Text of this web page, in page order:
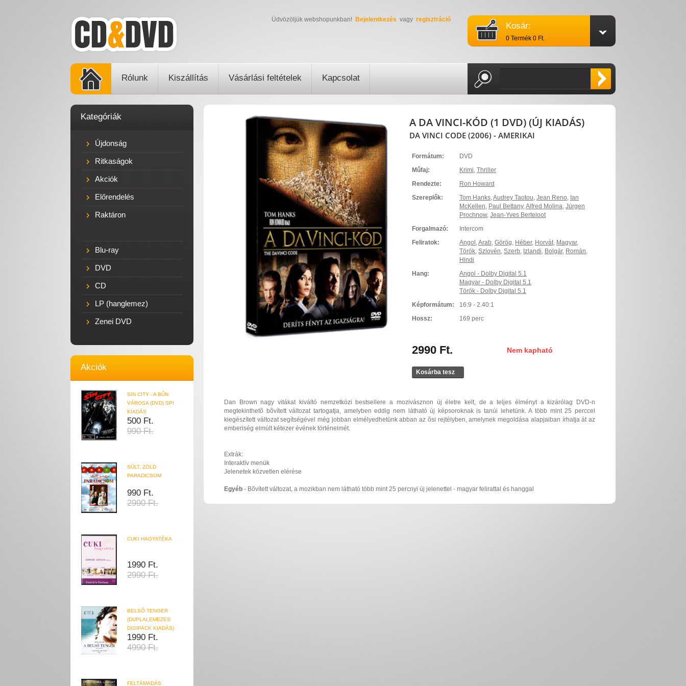
Kosár:
0 Termék 0 Ft.
Üdvözöljük webshopunkban! Bejelentkezés vagy regisztráció
Rólunk Kiszállítás Vásárlási feltételek Kapcsolat
Kategóriák
Újdonság
Ritkaságok
Akciók
Előrendelés
Raktáron
Blu-ray
DVD
CD
LP (hanglemez)
Zenei DVD
Akciók
SIN CITY - A BŰN
VÁROSA (DVD) SPI
KIADÁS
500 Ft.
990 Ft.
SÜLT, ZÖLD
PARADICSOM
990 Ft.
2990 Ft.
CUKI HAGYATÉKA
1990 Ft.
2990 Ft.
BELSŐ TENGER
(DUPLALEMEZES
DIGIPACK KIADÁS)
1990 Ft.
4990 Ft.
FELTÁMADÁS
A DA VINCI-KÓD (1 DVD) (ÚJ KIADÁS)
DA VINCI CODE (2006) - AMERIKAI
Formátum:
DVD
Műfaj:
Krimi, Thriller
Rendezte:
Ron Howard
Szereplők:
Tom Hanks,Audrey Taotou, Jean Reno, Ian
McKellen, Paul Bettany,Alfred Molina, Jürgen
Prochnow, Jean-Yves Berteloot
Forgalmazó:
Intercom
Feliratok:
Angol ,Arab, Görög, Héber, Horvát, Magyar,
Török, Szlovén, Szerb, Izlandi, Bolgár, Román,
Hindi
Hang:
Angol - Dolby Digital 5.1
Magyar - Dolby Digital 5.1
Török - Dolby Digital 5.1
Képformátum:
16:9 - 2.40:1
Hossz:
169 perc
2990 Ft. Nem kapható
Kosárba tesz
Dan Brown nagy vitákat kiváltó nemzetközi bestsellere a mozivásznon új életre kelt, de a teljes élményt a kizárólag DVD-n
megtekinthetõ bõvített változat tartogatja, amelyben eddig nem látható új képsoroknak is tanúi lehetünk. A több mint 25 perccel
kiegészített változat segítségével még jobban elmélyedhetünk abban az õsi rejtélyben, amelynek megoldása alapjaiban írhatja át az
emberiség elmúlt kétezer évének történelmét.
Extrák:
Interaktív menük
Jelenetek közvetlen elérése
Egyéb - Bõvített változat, a mozikban nem látható több mint 25 percnyi új jelenettel - magyar felirattal és hanggal